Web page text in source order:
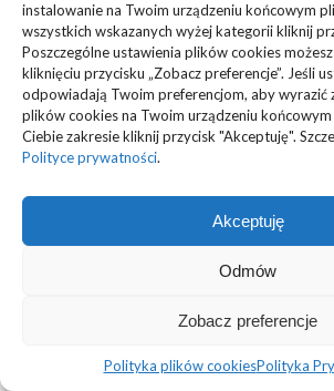
instalowanie na Twoim urządzeniu końcowym
wszystkich wskazanych wyżej kategorii kliknij
Poszczególne ustawienia plików cookies
kliknięciu przycisku „Zobacz preferencje”. Jeśli
odpowiadają Twoim preferencjom, aby wyrazić
plików cookies na Twoim urządzeniu
Ciebie zakresie kliknij przycisk "Akceptuję".
Polityce prywatności.
Akceptuję
Odmów
Zobacz preferencje
Polityka plików cookiesPolityka
Biznes, Finanse
Dom, Ogród
Zdrowie, Medycyna
Edukacja, Rozrywka